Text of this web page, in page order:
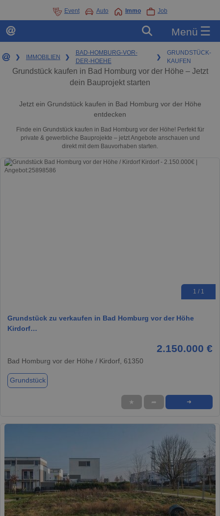
Event Auto Immo Job
Menü ☰
❯ IMMOBILIEN ❯
BAD-HOMBURG-VOR-
DER-HOEHE
❯
GRUNDSTÜCK-
KAUFEN
Grundstück kaufen in Bad Homburg vor der Höhe – Jetzt
dein Bauprojekt starten
Jetzt ein Grundstück kaufen in Bad Homburg vor der Höhe
entdecken
Finde ein Grundstück kaufen in Bad Homburg vor der Höhe! Perfekt für
private & gewerbliche Bauprojekte – jetzt Angebote anschauen und
direkt mit dem Bauvorhaben starten.
1 / 1
Grundstück zu verkaufen in Bad Homburg vor der Höhe
Kirdorf…
2.150.000 €
Bad Homburg vor der Höhe / Kirdorf, 61350
Grundstück
★ ➦ ➜